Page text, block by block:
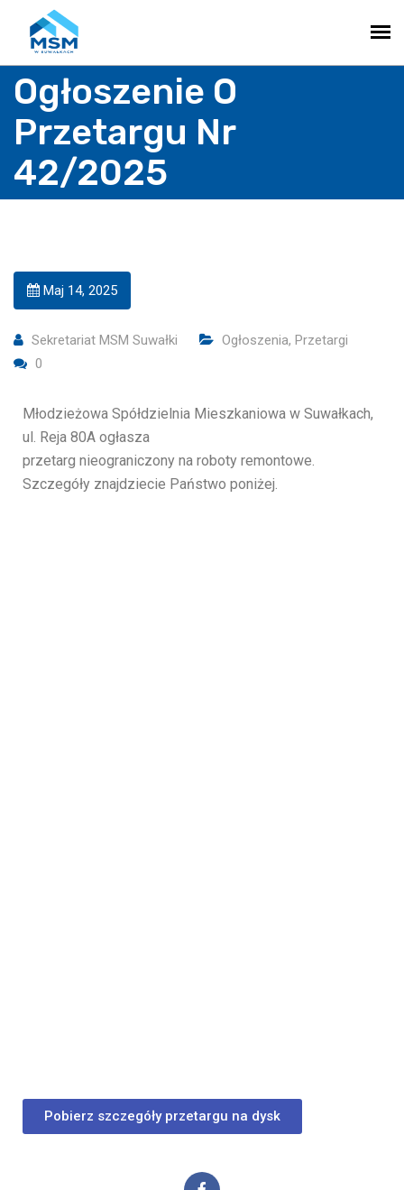
Ogłoszenie O
Przetargu Nr
42/2025
Maj 14, 2025
Sekretariat MSM Suwałki Ogłoszenia, Przetargi
0
Młodzieżowa Spółdzielnia Mieszkaniowa w Suwałkach,
ul. Reja 80A ogłasza
przetarg nieograniczony na roboty remontowe.
Szczegóły znajdziecie Państwo poniżej.
Pobierz szczegóły przetargu na dysk